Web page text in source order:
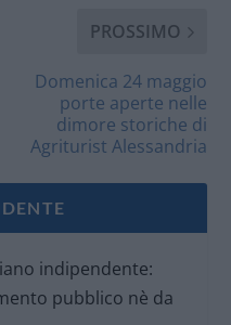
PROSSIMO
Domenica 24 maggio
porte aperte nelle
dimore storiche di
Agriturist Alessandria
indipendente:
pubblico nè da